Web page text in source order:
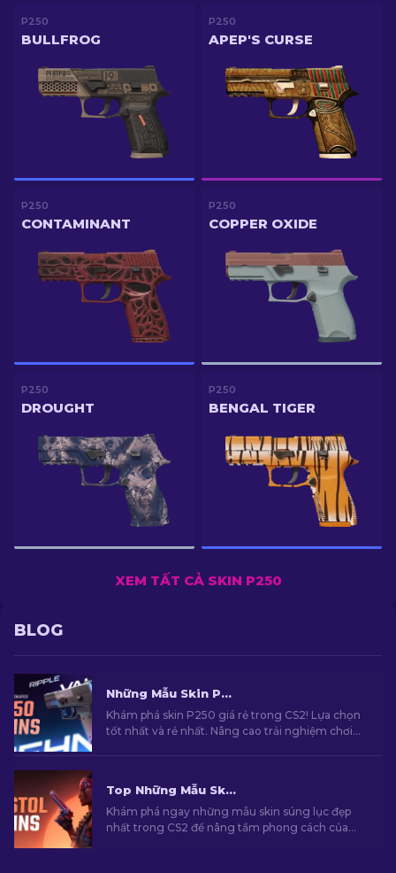
P250
BULLFROG
P250
APEP'S CURSE
P250
CONTAMINANT
P250
COPPER OXIDE
P250
DROUGHT
P250
BENGAL TIGER
XEM TẤT CẢ SKIN P250
BLOG
Những Mẫu Skin P250 Tốt Nhất và Rẻ Nhất Trong CS2 [2026]
Khám phá skin P250 giá rẻ trong CS2! Lựa chọn
tốt nhất và rẻ nhất. Nâng cao trải nghiệm chơi
Top Những Mẫu Skin Súng Lục Đẹp Nhất Trong CS2 [2026]
Khám phá ngay những mẫu skin súng lục đẹp
nhất trong CS2 để nâng tầm phong cách của